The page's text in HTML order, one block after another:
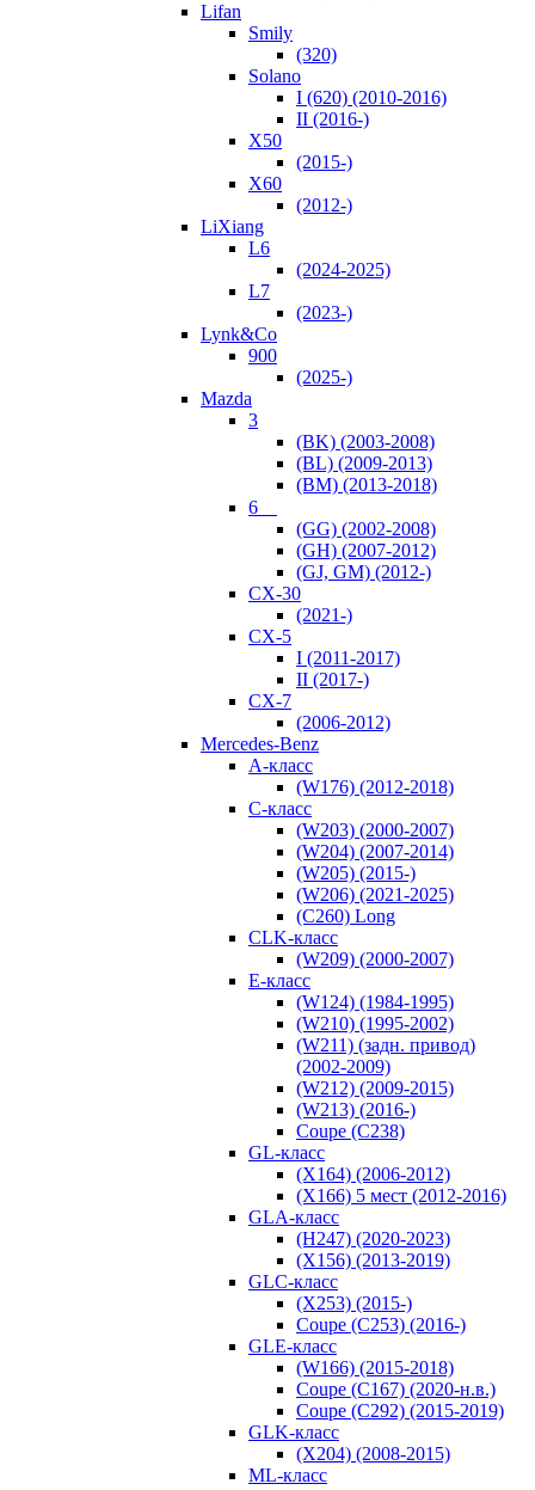
Lifan
Smily
(320)
Solano
I (620) (2010-2016)
II (2016-)
X50
(2015-)
X60
(2012-)
LiXiang
L6
(2024-2025)
L7
(2023-)
Lynk&Co
900
(2025-)
Mazda
3
(BK) (2003-2008)
(BL) (2009-2013)
(BM) (2013-2018)
6 ⠀
(GG) (2002-2008)
(GH) (2007-2012)
(GJ, GM) (2012-)
CX-30
(2021-)
CX-5
I (2011-2017)
II (2017-)
CX-7
(2006-2012)
Mercedes-Benz
A-класс
(W176) (2012-2018)
C-класс
(W203) (2000-2007)
(W204) (2007-2014)
(W205) (2015-)
(W206) (2021-2025)
(С260) Long
CLK-класс
(W209) (2000-2007)
E-класс
(W124) (1984-1995)
(W210) (1995-2002)
(W211) (задн. привод)
(2002-2009)
(W212) (2009-2015)
(W213) (2016-)
Coupe (C238)
GL-класс
(X164) (2006-2012)
(X166) 5 мест (2012-2016)
GLA-класс
(H247) (2020-2023)
(X156) (2013-2019)
GLC-класс
(X253) (2015-)
Coupe (C253) (2016-)
GLE-класс
(W166) (2015-2018)
Coupe (C167) (2020-н.в.)
Coupe (C292) (2015-2019)
GLK-класс
(X204) (2008-2015)
ML-класс